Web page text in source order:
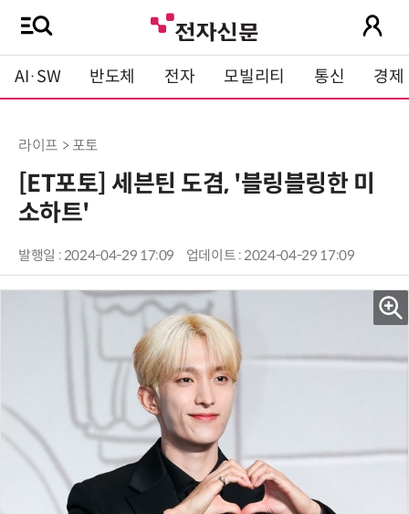
AI·SW 반도체 전자 모빌리티 통신 경제
라이프 > 포토
[ET포토] 세븐틴 도겸, '블링블링한 미
소하트'
발행일 : 2024-04-29 17:09 업데이트 : 2024-04-29 17:09